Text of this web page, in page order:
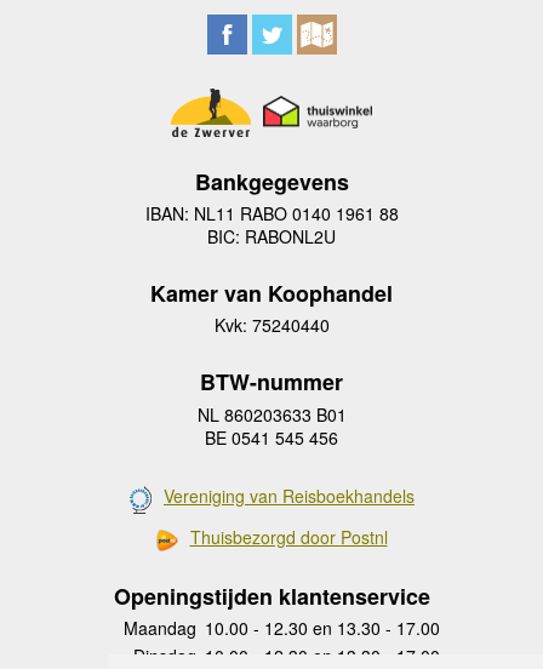
Bankgegevens
IBAN: NL11 RABO 0140 1961 88
BIC: RABONL2U
Kamer van Koophandel
Kvk: 75240440
BTW-nummer
NL 860203633 B01
BE 0541 545 456
Vereniging van Reisboekhandels
Thuisbezorgd door Postnl
Openingstijden klantenservice
Maandag 10.00 - 12.30 en 13.30 - 17.00
Dinsdag 10.00 - 12.30 en 13.30 - 17.00